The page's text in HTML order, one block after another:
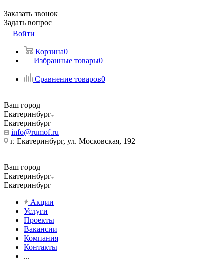
Заказать звонок
Задать вопрос
Войти
Корзина0
Избранные товары0
Сравнение товаров0
Ваш город
Екатеринбург
Екатеринбург
info@rumof.ru
г. Екатеринбург, ул. Московская, 192
Ваш город
Екатеринбург
Екатеринбург
Акции
Услуги
Проекты
Вакансии
Компания
Контакты
...